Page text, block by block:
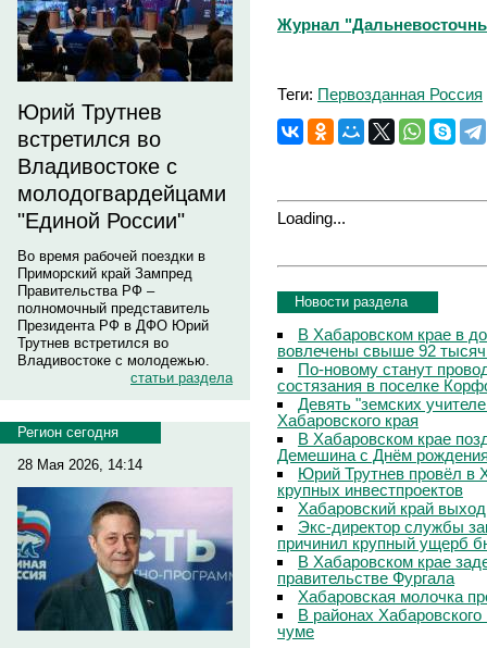
Юрий Трутнев
встретился во
Владивостоке с
молодогвардейцами
"Единой России"
Во время рабочей поездки в
Приморский край Зампред
Правительства РФ –
полномочный представитель
Президента РФ в ДФО Юрий
Трутнев встретился во
Владивостоке с молодежью.
статьи раздела
Регион сегодня
28 Мая 2026, 14:14
Журнал
Теги: Первозданная Россия
Loading...
Новости раздела
В Хабаровском крае в
вовлечены свыше 92 тысяч
По-новому станут
состязания в поселке
Девять "земских
Хабаровского края
В Хабаровском крае
Демешина с Днём
Юрий Трутнев провёл в
крупных инвестпроектов
Хабаровский край
Экс-директор службы
причинил крупный ущерб
В Хабаровском крае
правительстве Фургала
Хабаровская молочка
В районах
чуме